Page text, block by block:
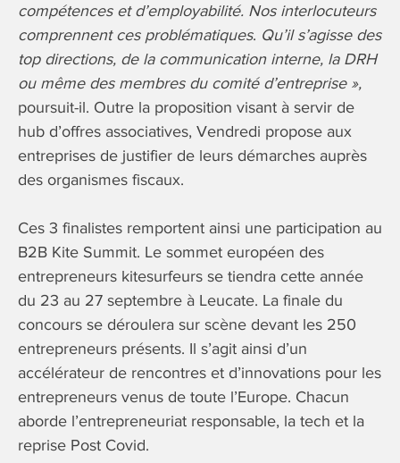
compétences et d’employabilité. Nos interlocuteurs
comprennent ces problématiques. Qu’il s’agisse des
top directions, de la communication interne, la DRH
ou même des membres du comité d’entreprise »,
poursuit-il. Outre la proposition visant à servir de
hub d’offres associatives, Vendredi propose aux
entreprises de justifier de leurs démarches auprès
des organismes fiscaux.
Ces 3 finalistes remportent ainsi une participation au
B2B Kite Summit. Le sommet européen des
entrepreneurs kitesurfeurs se tiendra cette année
du 23 au 27 septembre à Leucate. La finale du
concours se déroulera sur scène devant les 250
entrepreneurs présents. Il s’agit ainsi d’un
accélérateur de rencontres et d’innovations pour les
entrepreneurs venus de toute l’Europe. Chacun
aborde l’entrepreneuriat responsable, la tech et la
reprise Post Covid.